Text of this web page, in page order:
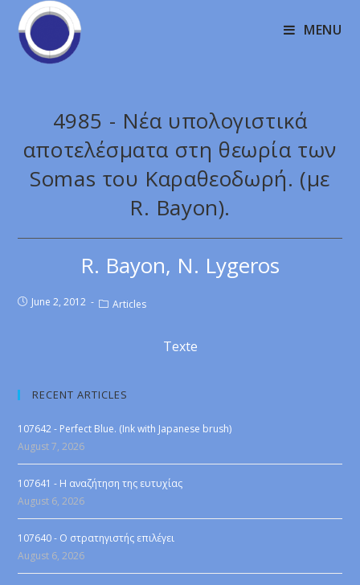
MENU
4985 - Νέα υπολογιστικά
αποτελέσματα στη θεωρία των
Somas του Καραθεοδωρή. (με
R. Bayon).
R. Bayon, N. Lygeros
June 2, 2012 Articles
Texte
RECENT ARTICLES
107642 - Perfect Blue. (Ink with Japanese brush)
August 7, 2026
107641 - Η αναζήτηση της ευτυχίας
August 6, 2026
107640 - Ο στρατηγιστής επιλέγει
August 6, 2026